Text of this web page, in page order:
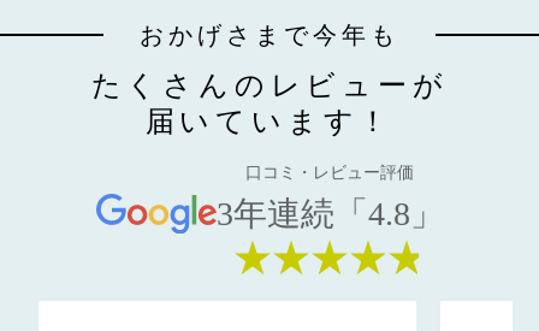
おかげさまで今年も
たくさんのレビューが
届いています！
口コミ・レビュー評価
3年連続「4.8」
★★★★★